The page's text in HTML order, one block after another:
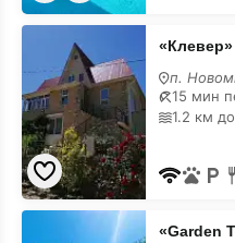
«Клевер»
частный
сектор
15 мин
1.2 км
«Garden
«Garden